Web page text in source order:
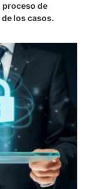
proceso de
los casos.